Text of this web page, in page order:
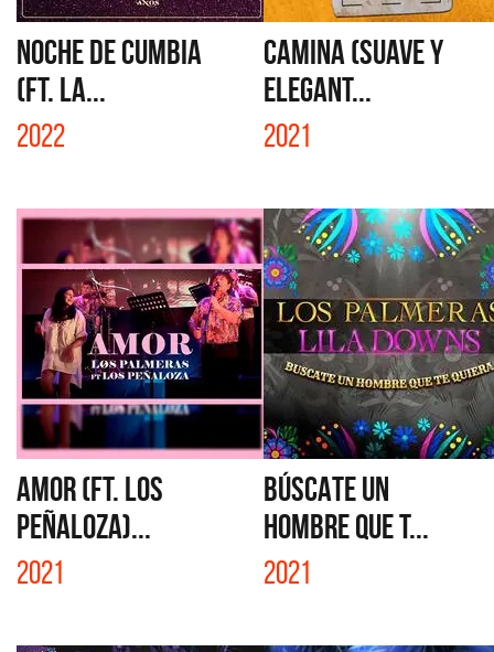
NOCHE DE CUMBIA
(FT. LA...
2022
CAMINA (SUAVE Y
ELEGANT...
2021
AMOR (FT. LOS
PEÑALOZA)...
2021
BÚSCATE UN
HOMBRE QUE T...
2021